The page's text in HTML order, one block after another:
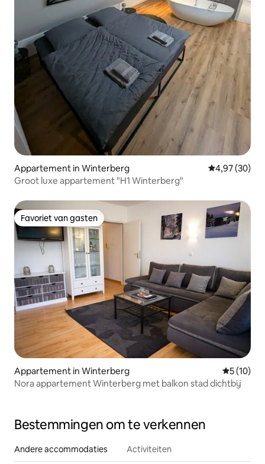
Appartement in Winterberg Gemiddelde
4,97 (30)
Groot luxe appartement "H1 Winterberg"
Favoriet van gasten
Favoriet van gasten
Appartement in Winterberg
5 (10)
Nora appartement Winterberg met balkon stad dichtbij
Bestemmingen om te verkennen
Andere accommodaties Activiteiten